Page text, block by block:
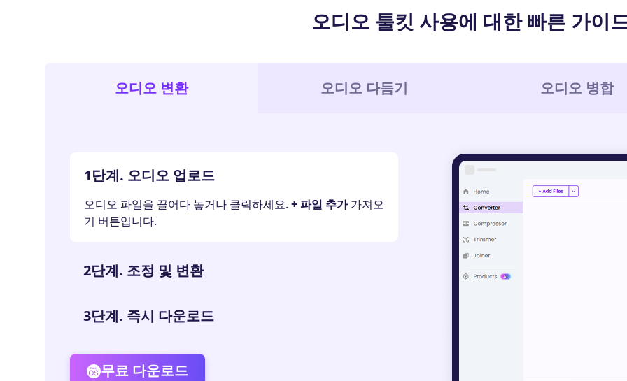
오디오 툴킷 사용에 대한 빠른 가이
오디오 변환 오디오 다듬기 오디오 병합
1단계. 오디오 업로드
오디오 파일을 끌어다 놓거나 클릭하세요. + 파일 추가가져오
기 버튼입니다.
2단계. 조정 및 변환
3단계. 즉시 다운로드
무료 다운로드